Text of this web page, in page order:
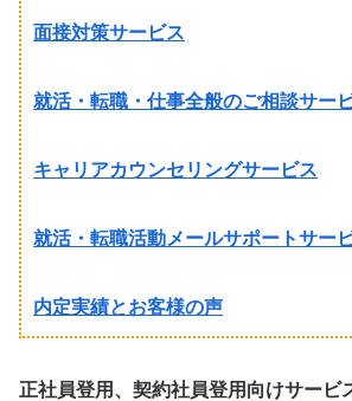
面接対策サービス
就活・転職・仕事全般のご相談サー
キャリアカウンセリングサービス
就活・転職活動メールサポートサー
内定実績とお客様の声
正社員登用、契約社員登用向けサービ